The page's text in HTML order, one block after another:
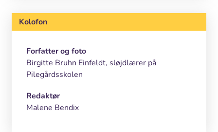
Kolofon
Forfatter og foto
Birgitte Bruhn Einfeldt, sløjdlærer på
Pilegårdsskolen
Redaktør
Malene Bendix